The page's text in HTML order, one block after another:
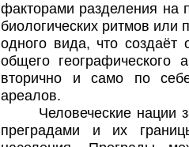
факторами разделения на
биологических ритмов или
одного вида, что создаёт
общего
вторично и само по
ареалов.
Человеческие нации
преградами и их